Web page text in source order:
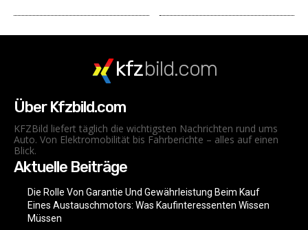
kfzbild.com
Über Kfzbild.com
KFZBild liefert täglich die wichtigsten Nachrichten rund ums
Auto. Von Elektromobilität bis Fahrberichte – alles auf einen
Blick.
Aktuelle Beiträge
Die Rolle Von Garantie Und Gewährleistung Beim Kauf
Eines Austauschmotors: Was Kaufinteressenten Wissen
Müssen